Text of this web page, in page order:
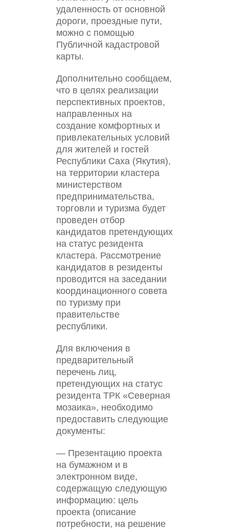
удаленность от основной
дороги, проездные пути,
можно с помощью
Публичной кадастровой
карты.
Дополнительно сообщаем,
что в целях реализации
перспективных проектов,
направленных на
создание комфортных и
привлекательных условий
для жителей и гостей
Республики Саха (Якутия),
на территории кластера
министерством
предпринимательства,
торговли и туризма будет
проведен отбор
кандидатов претендующих
на статус резидента
кластера. Рассмотрение
кандидатов в резиденты
проводится на заседании
координационного совета
по туризму при
правительстве
республики.
Для включения в
предварительный
перечень лиц,
претендующих на статус
резидента ТРК «Северная
мозаика», необходимо
предоставить следующие
документы:
— Презентацию проекта
на бумажном и в
электронном виде,
содержащую следующую
информацию: цель
проекта (описание
потребности, на решение